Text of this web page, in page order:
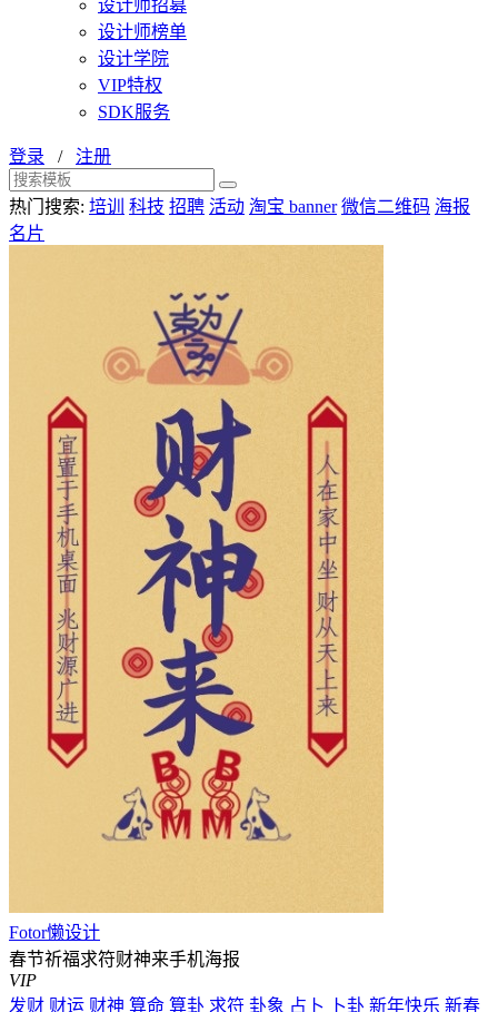
设计师招募
设计师榜单
设计学院
VIP特权
SDK服务
登录 / 注册
热门搜索: 培训 科技 招聘 活动 淘宝 banner 微信二维码 海报
名片
Fotor懒设计
春节祈福求符财神来手机海报
VIP
发财 财运 财神 算命 算卦 求符 卦象 占卜 卜卦 新年快乐 新春